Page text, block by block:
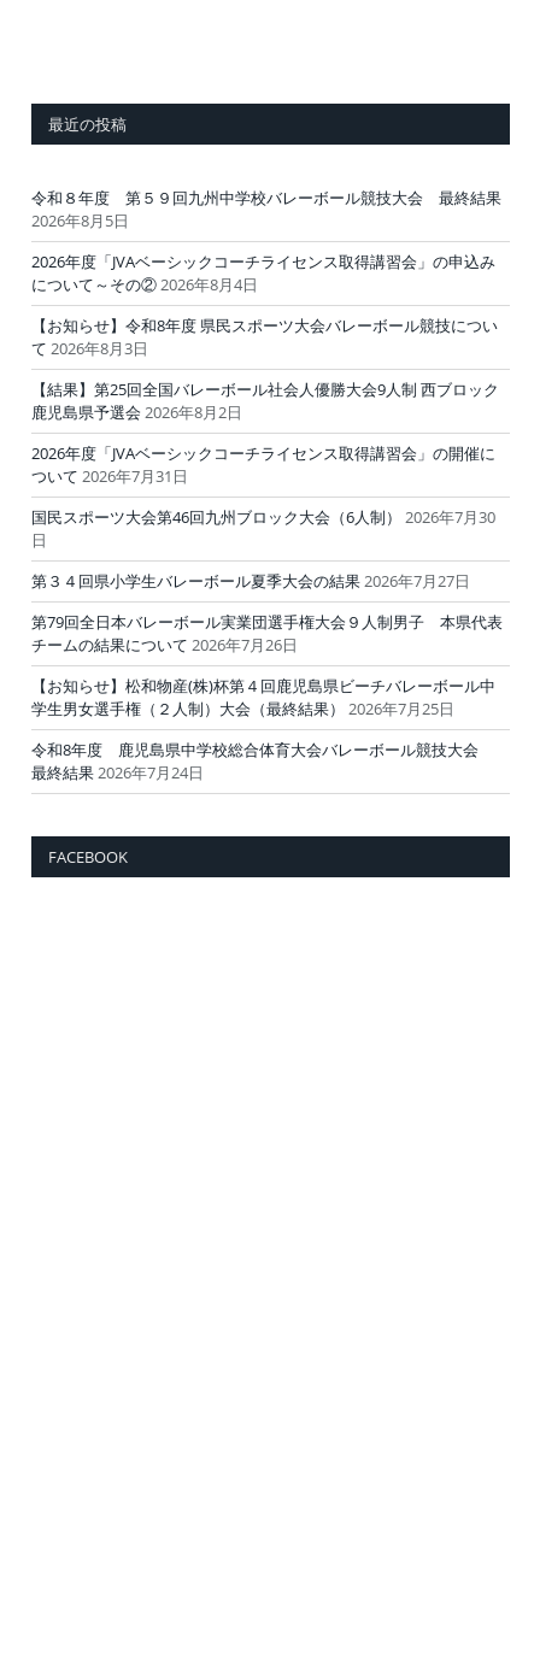
最近の投稿
令和８年度 第５９回九州中学校バレーボール競技大会 最終結果
2026年8月5日
2026年度「JVAベーシックコーチライセンス取得講習会」の申込み
について～その②2026年8月4日
【お知らせ】令和8年度 県民スポーツ大会バレーボール競技につい
て 2026年8月3日
【結果】第25回全国バレーボール社会人優勝大会9人制 西ブロック
鹿児島県予選会 2026年8月2日
2026年度「JVAベーシックコーチライセンス取得講習会」の開催に
ついて 2026年7月31日
国民スポーツ大会第46回九州ブロック大会（6人制）
2026年7月30
日
第３４回県小学生バレーボール夏季大会の結果2026年7月27日
第79回全日本バレーボール実業団選手権大会９人制男子 本県代表
チームの結果について 2026年7月26日
【お知らせ】松和物産(株)杯第４回鹿児島県ビーチバレーボール中
学生男女選手権（２人制）大会（最終結果）
2026年7月25日
令和8年度 鹿児島県中学校総合体育大会バレーボール競技大会
最終結果2026年7月24日
FACEBOOK